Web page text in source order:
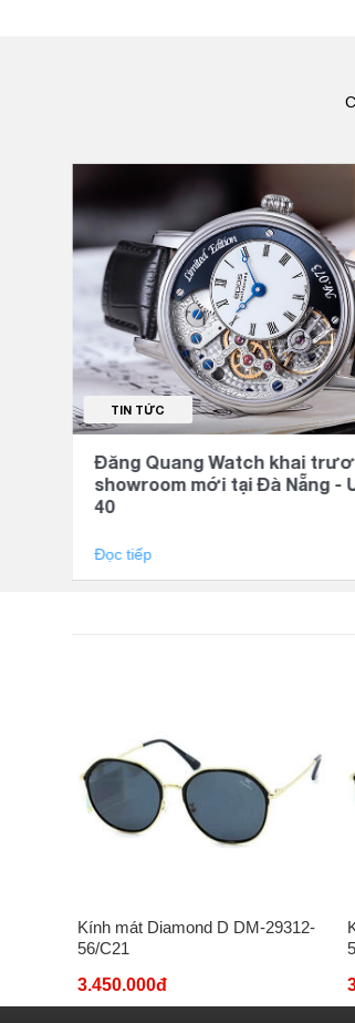
TIN TỨC
Đăng Quang Watch khai
showroom mới tại Đà Nẵng -
40
Đọc tiếp
Kính mát Diamond D DM-29312-
56/C21
3.450.000đ